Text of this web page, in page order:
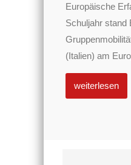
Europäische
Schuljahr stand
(Italien) am
weiterlesen